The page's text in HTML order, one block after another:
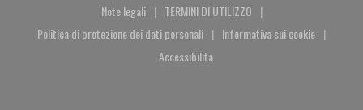
Note legali
((apre una nuova finestra))
TERMINI DI UTILIZZO
((apre una nuova finestra))
Politica di protezione dei dati personali
((apre una nuova finestra))
Informativa sui cookie
((apre una nuova
Accessibilita
((apre una nuova finestra))